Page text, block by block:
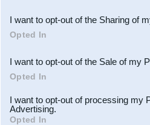
Downstream Participants
third parties.
I want to opt-out of the Sharing of
Opted In
I want to opt-out of the Sale of my
Opted In
I want to opt-out of processing my
Advertising.
Opted In